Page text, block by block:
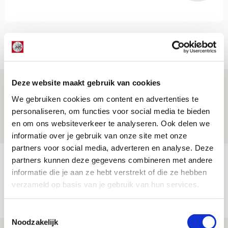
Deze website maakt gebruik van cookies
We gebruiken cookies om content en advertenties te
personaliseren, om functies voor social media te bieden
en om ons websiteverkeer te analyseren. Ook delen we
informatie over je gebruik van onze site met onze
partners voor social media, adverteren en analyse. Deze
partners kunnen deze gegevens combineren met andere
informatie die je aan ze hebt verstrekt of die ze hebben
verzameld op basis van je gebruik van hun services.
Noodzakelijk
Net binnen //
Drie dingen die je moet weten over PEC
Zwolle - Ajax
08 AUGUSTUS 2026 - 12:32
Míchels elf: met welke formatie begin
jij aan nieuw eredivisieseizoen?
08 AUGUSTUS 2026 - 11:34